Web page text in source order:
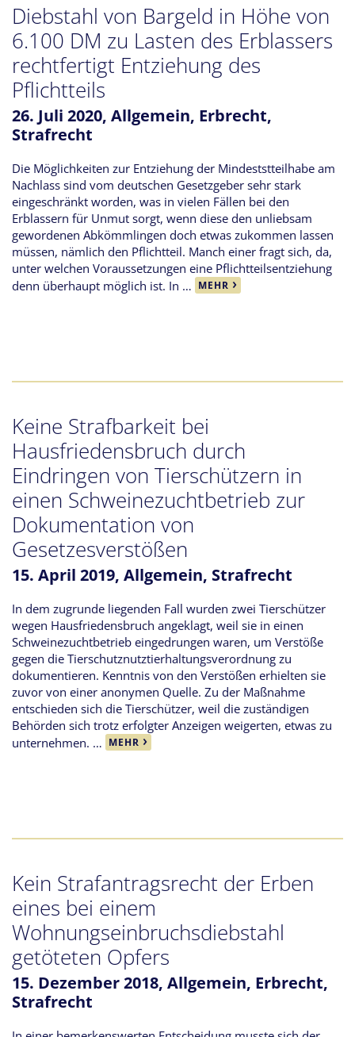
Diebstahl von Bargeld in Höhe von
6.100 DM zu Lasten des Erblassers
rechtfertigt Entziehung des
Pflichtteils
26. Juli 2020, Allgemein, Erbrecht,
Strafrecht
Die Möglichkeiten zur Entziehung der Mindeststteilhabe am
Nachlass sind vom deutschen Gesetzgeber sehr stark
eingeschränkt worden, was in vielen Fällen bei den
Erblassern für Unmut sorgt, wenn diese den unliebsam
gewordenen Abkömmlingen doch etwas zukommen lassen
müssen, nämlich den Pflichtteil. Manch einer fragt sich, da,
unter welchen Voraussetzungen eine Pflichtteilsentziehung
denn überhaupt möglich ist. In … MEHR
Keine Strafbarkeit bei
Hausfriedensbruch durch
Eindringen von Tierschützern in
einen Schweinezuchtbetrieb zur
Dokumentation von
Gesetzesverstößen
15. April 2019, Allgemein, Strafrecht
In dem zugrunde liegenden Fall wurden zwei Tierschützer
wegen Hausfriedensbruch angeklagt, weil sie in einen
Schweinezuchtbetrieb eingedrungen waren, um Verstöße
gegen die Tierschutznutztierhaltungsverordnung zu
dokumentieren. Kenntnis von den Verstößen erhielten sie
zuvor von einer anonymen Quelle. Zu der Maßnahme
entschieden sich die Tierschützer, weil die zuständigen
Behörden sich trotz erfolgter Anzeigen weigerten, etwas zu
unternehmen. … MEHR
Kein Strafantragsrecht der Erben
eines bei einem
Wohnungseinbruchsdiebstahl
getöteten Opfers
15. Dezember 2018, Allgemein, Erbrecht,
Strafrecht